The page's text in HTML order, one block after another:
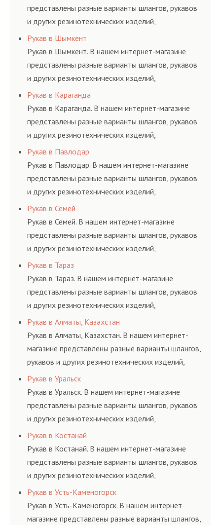
представлены разные варианты шлангов, рукавов
и других резинотехнических изделий,
соответствующих ГОСТам, техническим условиям
и нормативам.
Рукав в Шымкент
Рукав в Шымкент. В нашем интернет-магазине
представлены разные варианты шлангов, рукавов
и других резинотехнических изделий,
соответствующих ГОСТам, техническим условиям
и нормативам.
Рукав в Караганда
Рукав в Караганда. В нашем интернет-магазине
представлены разные варианты шлангов, рукавов
и других резинотехнических изделий,
соответствующих ГОСТам, техническим условиям
и нормативам.
Рукав в Павлодар
Рукав в Павлодар. В нашем интернет-магазине
представлены разные варианты шлангов, рукавов
и других резинотехнических изделий,
соответствующих ГОСТам, техническим условиям
и нормативам.
Рукав в Семей
Рукав в Семей. В нашем интернет-магазине
представлены разные варианты шлангов, рукавов
и других резинотехнических изделий,
соответствующих ГОСТам, техническим условиям
и нормативам.
Рукав в Тараз
Рукав в Тараз. В нашем интернет-магазине
представлены разные варианты шлангов, рукавов
и других резинотехнических изделий,
соответствующих ГОСТам, техническим условиям
и нормативам.
Рукав в Алматы, Казахстан
Рукав в Алматы, Казахстан. В нашем интернет-
магазине представлены разные варианты шлангов,
рукавов и других резинотехнических изделий,
соответствующих ГОСТам, техническим условиям
и нормативам.
Рукав в Уральск
Рукав в Уральск. В нашем интернет-магазине
представлены разные варианты шлангов, рукавов
и других резинотехнических изделий,
соответствующих ГОСТам, техническим условиям
и нормативам.
Рукав в Костанай
Рукав в Костанай. В нашем интернет-магазине
представлены разные варианты шлангов, рукавов
и других резинотехнических изделий,
соответствующих ГОСТам, техническим условиям
и нормативам.
Рукав в Усть-Каменогорск
Рукав в Усть-Каменогорск. В нашем интернет-
магазине представлены разные варианты шлангов,